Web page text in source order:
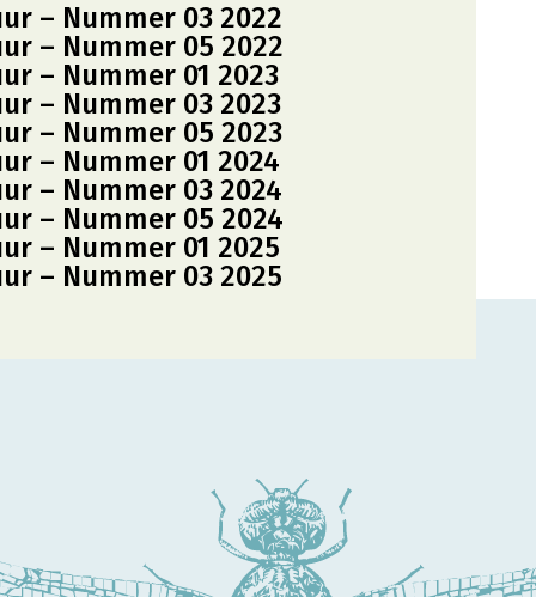
– Nummer 03 2022
– Nummer 05 2022
– Nummer 01 2023
– Nummer 03 2023
– Nummer 05 2023
– Nummer 01 2024
– Nummer 03 2024
– Nummer 05 2024
– Nummer 01 2025
– Nummer 03 2025